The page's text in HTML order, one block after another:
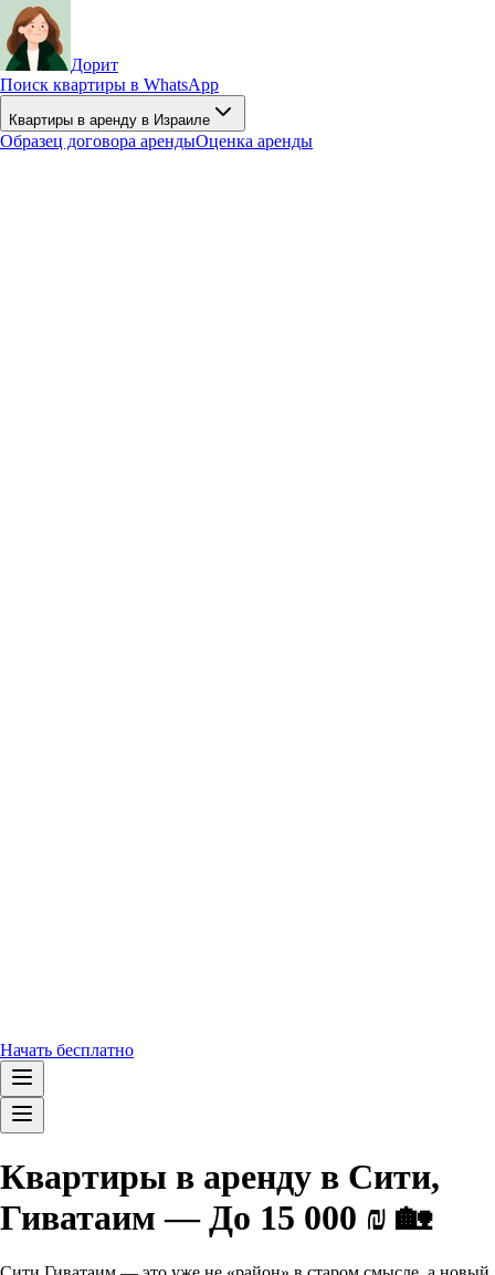
Дорит
Поиск квартиры в WhatsApp
Квартиры в аренду в Израиле
Образец договора арендыОценка аренды
Начать бесплатно
Квартиры в аренду в Сити,
Гиватаим — До 15 000 ₪ 🏡